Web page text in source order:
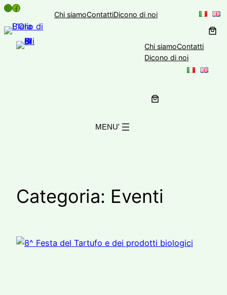
Vai
contenuto
Instagram
Facebook
Chi siamoContattiDicono di noi
Chi siamoContatti
Dicono di noi
Categoria: Eventi